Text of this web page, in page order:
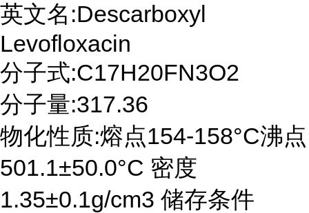
英文名:Descarboxyl
Levofloxacin
分子式:C17H20FN3O2
分子量:317.36
物化性质:熔点154-158°C沸点
501.1±50.0°C 密度
1.35±0.1g/cm3 储存条件